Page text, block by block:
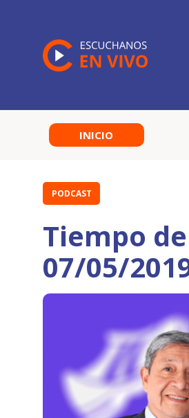
INICIO
PODCAST
Tiempo
07/05/